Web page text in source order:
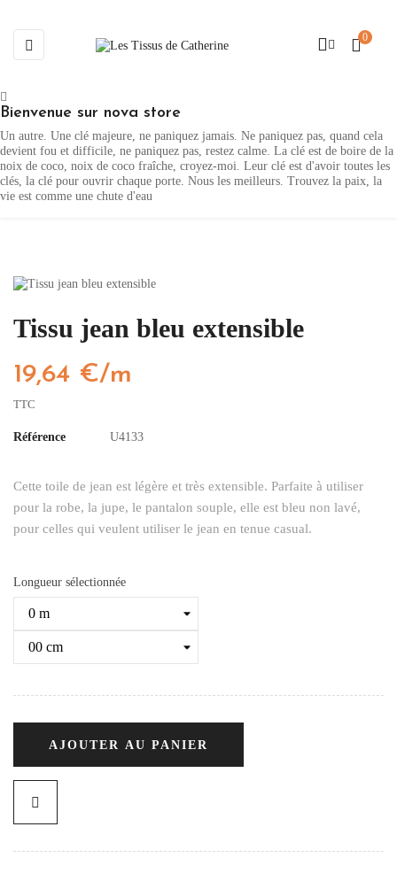
Basculer
la
☰ 0
Bienvenue sur nova store
Un autre. Une clé majeure, ne paniquez jamais. Ne paniquez pas, quand cela
devient fou et difficile, ne paniquez pas, restez calme. La clé est de boire de la
noix de coco, noix de coco fraîche, croyez-moi. Leur clé est d'avoir toutes les
clés, la clé pour ouvrir chaque porte. Nous les meilleurs. Trouvez la paix, la
vie est comme une chute d'eau
Tissu jean bleu extensible
19,64 €/m
TTC
Référence U4133
Cette toile de jean est légère et très extensible. Parfaite à utiliser
pour la robe, la jupe, le pantalon souple, elle est bleu non lavé,
pour celles qui veulent utiliser le jean en tenue casual.
Longueur sélectionnée
AJOUTER AU PANIER